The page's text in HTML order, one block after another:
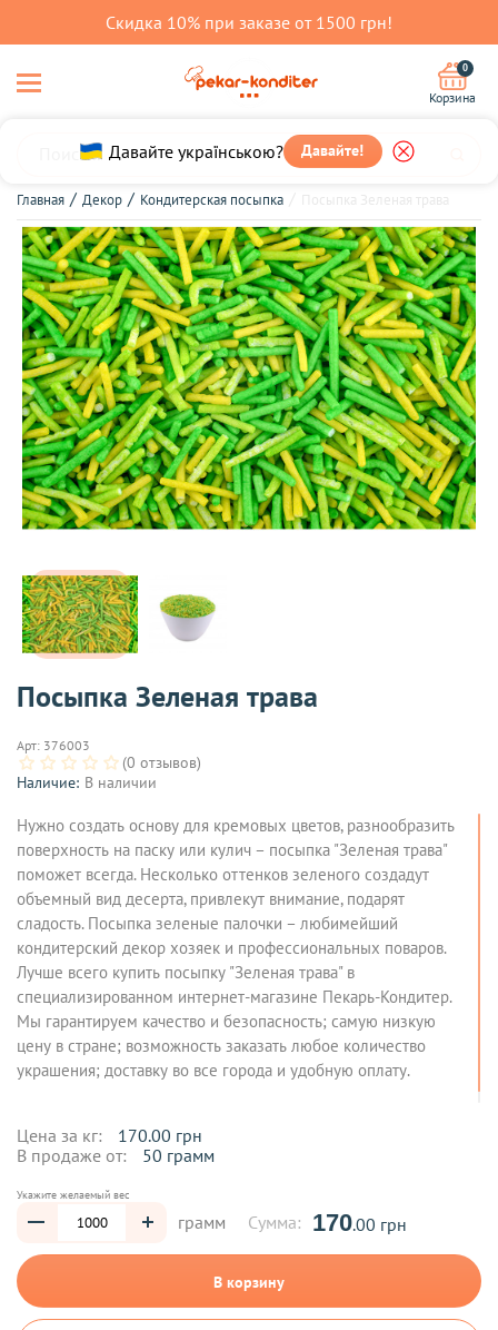
Скидка 10% при заказе от 1500 грн!
Давайте українською? Давайте!
0
Корзина
Главная Декор Кондитерская посыпка
Посыпка Зеленая трава
Арт: 376003
(0 отзывов)
Наличие: В наличии
Нужно создать основу для кремовых цветов, разнообразить
поверхность на паску или кулич – посыпка "Зеленая трава"
поможет всегда. Несколько оттенков зеленого создадут
объемный вид десерта, привлекут внимание, подарят
сладость. Посыпка зеленые палочки – любимейший
кондитерский декор хозяек и профессиональных поваров.
Лучше всего купить посыпку "Зеленая трава" в
специализированном интернет-магазине Пекарь-Кондитер.
Мы гарантируем качество и безопасность; самую низкую
цену в стране; возможность заказать любое количество
украшения; доставку во все города и удобную оплату.
Цена за кг:
170.00 грн
В продаже от:
50 грамм
Укажите желаемый вес
грамм Сумма: 170.00 грн
В корзину